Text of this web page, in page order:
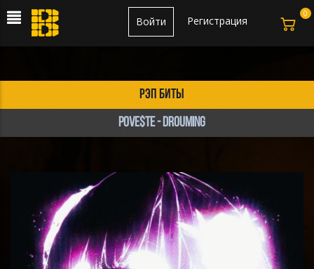
Регистрация
Войти
рэп биты
POVE$TE - DRouming
0